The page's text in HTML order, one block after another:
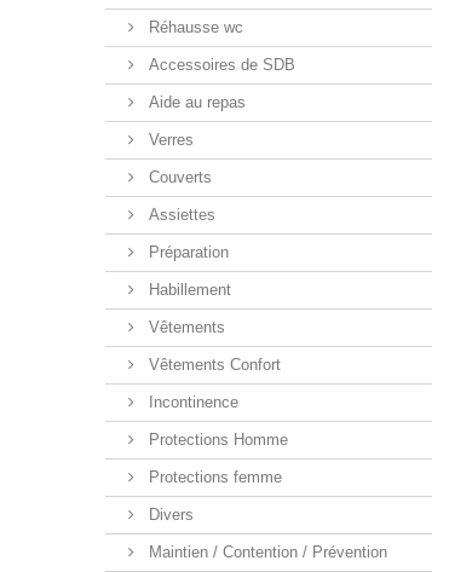
Réhausse wc
Accessoires de SDB
Aide au repas
Verres
Couverts
Assiettes
Préparation
Habillement
Vêtements
Vêtements Confort
Incontinence
Protections Homme
Protections femme
Divers
Maintien / Contention / Prévention